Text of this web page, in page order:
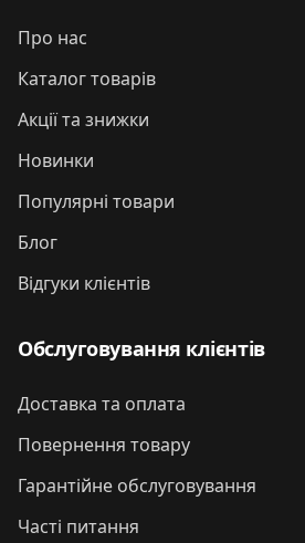
Про нас
Каталог товарів
Акції та знижки
Новинки
Популярні товари
Блог
Відгуки клієнтів
Обслуговування клієнтів
Доставка та оплата
Повернення товару
Гарантійне обслуговування
Часті питання